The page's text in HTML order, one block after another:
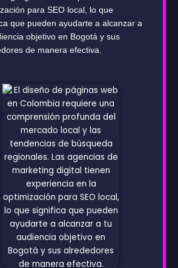
para SEO local, lo que
que pueden ayudarte a alcanzar a
objetivo en Bogotá y sus
de manera efectiva.